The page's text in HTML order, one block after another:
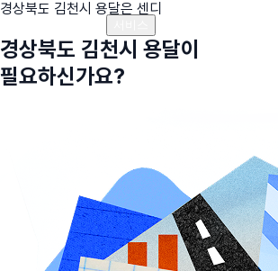
경상북도 김천시 용달은 센디
경상북도 김천시 용달이
필요하신가요?